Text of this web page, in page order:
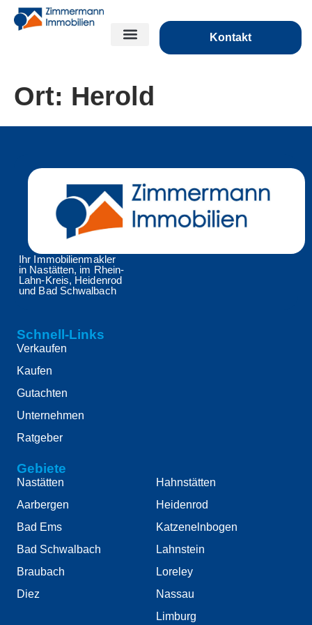
Kontakt
Ort: Herold
Ihr Immobilienmakler
in Nastätten, im Rhein-
Lahn-Kreis, Heidenrod
und Bad Schwalbach
Schnell-Links
Verkaufen
Kaufen
Gutachten
Unternehmen
Ratgeber
Gebiete
Nastätten
Aarbergen
Bad Ems
Bad Schwalbach
Braubach
Diez
Hahnstätten
Heidenrod
Katzenelnbogen
Lahnstein
Loreley
Nassau
Limburg